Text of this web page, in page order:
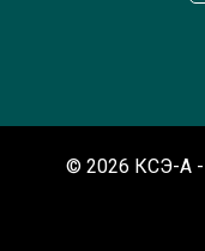
© 2026 КСЭ-A -